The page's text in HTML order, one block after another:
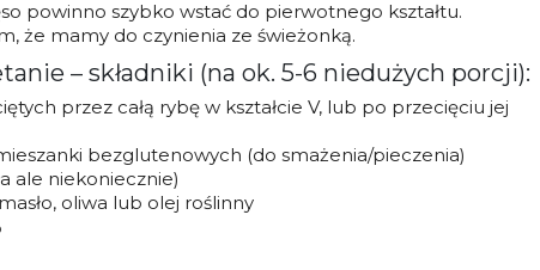
powinno szybko wstać do pierwotnego kształtu.
że mamy do czynienia ze świeżonką.
– składniki (na ok. 5-6 niedużych porcji):
przez całą rybę w kształcie V, lub po przecięciu jej
bezglutenowych (do smażenia/pieczenia)
ale niekoniecznie)
oliwa lub olej roślinny